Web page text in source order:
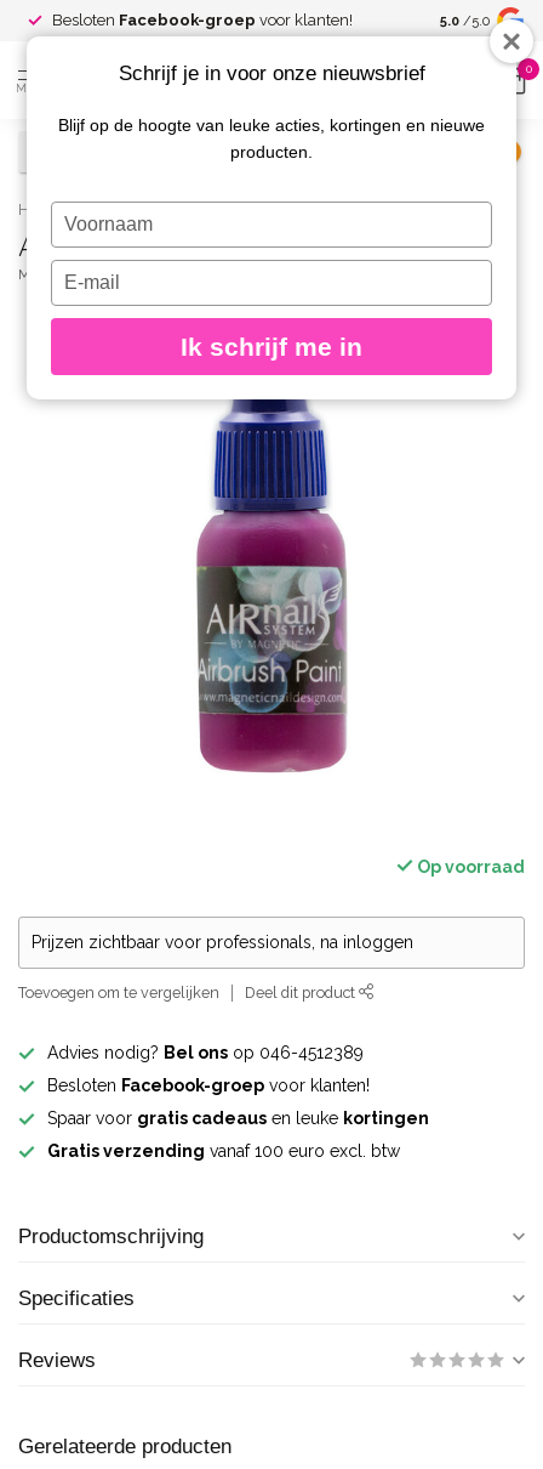
Besloten Facebook-groep voor klanten! Spaar voor
kortingen
5.0 /5.0
MENU
0
Home / AirNails Paint 50 Forest Berry
AirNails Paint 50 Forest Berry
MAGNETIC
Op voorraad
Prijzen zichtbaar voor professionals, na inloggen
Toevoegen om te vergelijken Deel dit product
Advies nodig? Bel ons op 046-4512389
Besloten Facebook-groep voor klanten!
Spaar voor gratis cadeaus en leuke kortingen
Gratis verzending vanaf 100 euro excl. btw
Productomschrijving
Specificaties
Reviews
Gerelateerde producten
Schrijf je in voor onze nieuwsbrief
Blijf op de hoogte van leuke acties, kortingen en nieuwe
producten.
Typ
je
naam
Typ
je
e-
in
Ik schrijf me in